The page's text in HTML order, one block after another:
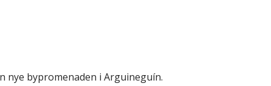
nye bypromenaden i Arguineguín.